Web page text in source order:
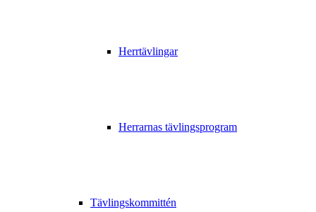
Herrtävlingar
Herrarnas tävlingsprogram
Tävlingskommittén